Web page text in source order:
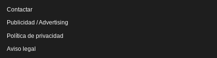
Contactar
Publicidad / Advertising
Política de privacidad
Aviso legal